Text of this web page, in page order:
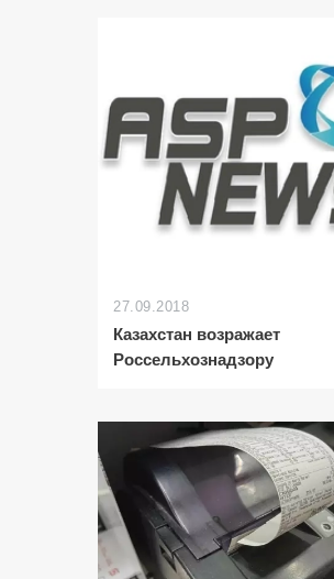
27.09.2018
Казахстан возражает
Россельхознадзору